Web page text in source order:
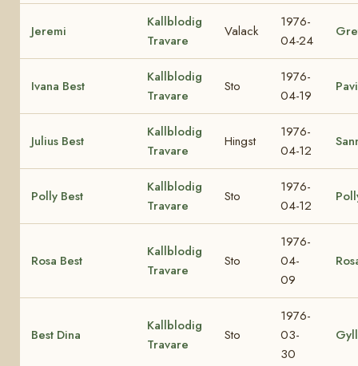
Jeremi
Kallblodig
Travare
Valack
1976-
04-24
Ivana Best
Kallblodig
Travare
Sto
1976-
04-19
Julius Best
Kallblodig
Travare
Hingst
1976-
04-12
Polly Best
Kallblodig
Travare
Sto
1976-
04-12
Rosa Best
Kallblodig
Travare
Sto
1976-
04-
09
Best Dina
Kallblodig
Travare
Sto
1976-
03-
30